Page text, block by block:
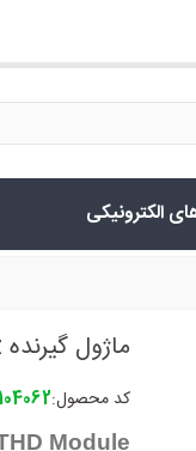
الکترونیکی
ماژول گیرنده MRX601-315MHz
کد محصول:
Module